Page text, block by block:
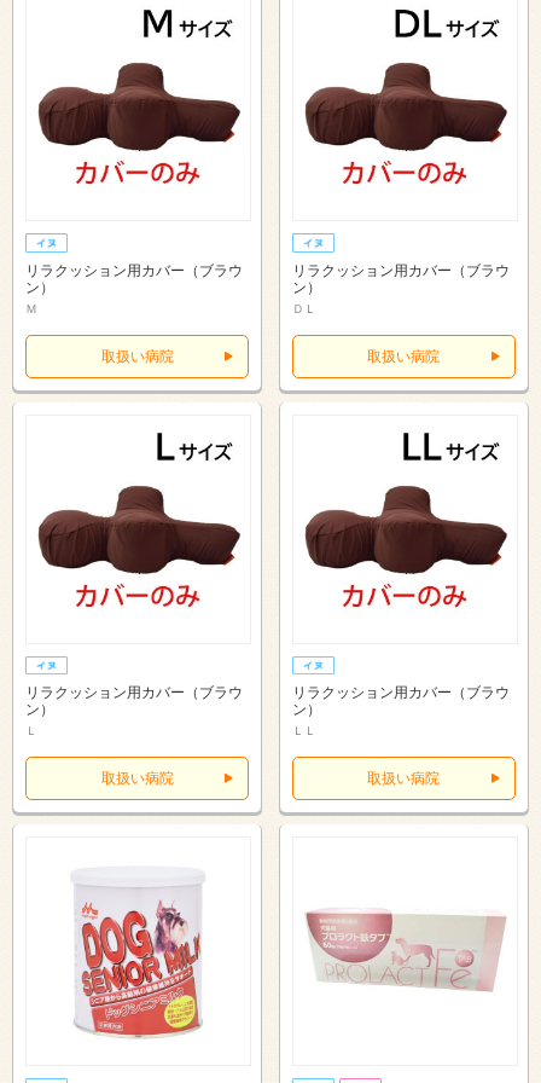
リラクッション用カバー（ブラウ
ン）
Ｍ
取扱い病院
リラクッション用カバー（ブラウ
ン）
ＤＬ
取扱い病院
リラクッション用カバー（ブラウ
ン）
Ｌ
取扱い病院
リラクッション用カバー（ブラウ
ン）
ＬＬ
取扱い病院